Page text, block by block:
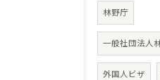
林野庁
一般社団法人
外国人ビザ